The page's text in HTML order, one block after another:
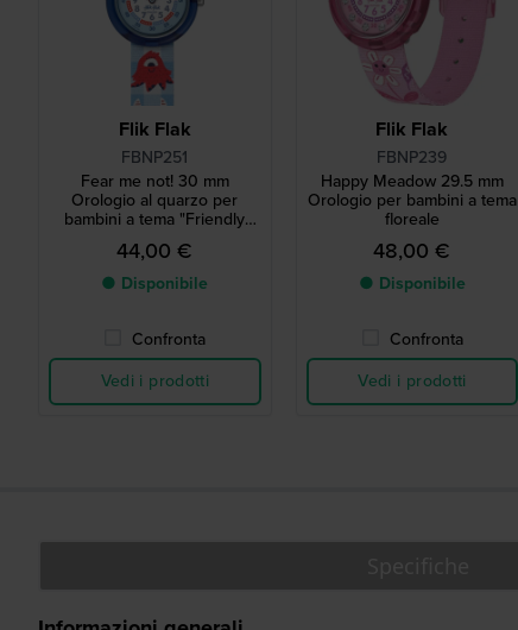
Flik Flak
FBNP251
Fear me not! 30 mm
Orologio al quarzo per
bambini a tema "Friendly
Monsters" di fabbricazione
svizzera
44,00 €
● Disponibile
Confronta
Vedi i prodotti
Flik Flak
FBNP239
Happy Meadow 29.5 mm
Orologio per bambini a tema
floreale
48,00 €
● Disponibile
Confronta
Vedi i prodotti